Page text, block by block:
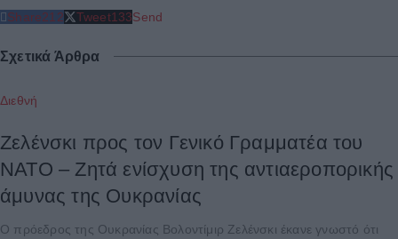
Share212 Tweet133Send
Σχετικά Άρθρα
Διεθνή
Ζελένσκι προς τον Γενικό Γραμματέα του
ΝΑΤΟ – Ζητά ενίσχυση της αντιαεροπορικής
άμυνας της Ουκρανίας
Ο πρόεδρος της Ουκρανίας Βολοντίμιρ Ζελένσκι έκανε γνωστό ότι